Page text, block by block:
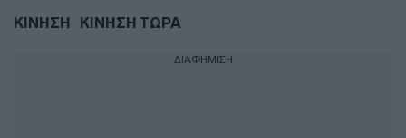
ΚΙΝΗΣΗ ΚΙΝΗΣΗ ΤΩΡΑ
ΔΙΑΦΗΜΙΣΗ